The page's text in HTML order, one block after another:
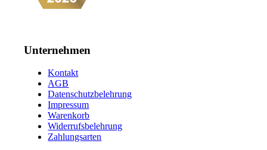
Unternehmen
Kontakt
AGB
Datenschutzbelehrung
Impressum
Warenkorb
Widerrufsbelehrung
Zahlungsarten